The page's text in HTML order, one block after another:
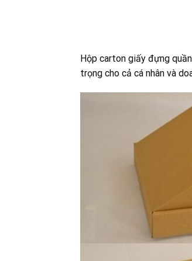
Hộp carton giấy đựng
trọng cho cả cá nhân và